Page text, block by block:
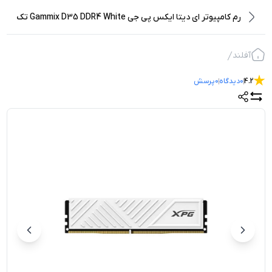
رم کامپیوتر ای دیتا ایکس پی جی Gammix D35 DDR4 White تک
آفلند
4.2
0دیدگاه0پرسش